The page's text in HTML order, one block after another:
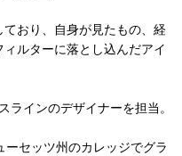
おり、自身が見たもの、経
ルターに落とし込んだアイ
インのデザイナーを担当。
セッツ州のカレッジでグラ